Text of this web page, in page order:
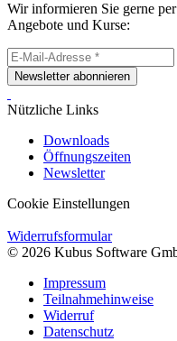
Wir informieren Sie gerne
Angebote und Kurse:
Newsletter abonnieren
Nützliche Links
Downloads
Öffnungszeiten
Newsletter
Cookie Einstellungen
Widerrufsformular
© 2026 Kubus Software
Impressum
Teilnahmehinweise
Widerruf
Datenschutz